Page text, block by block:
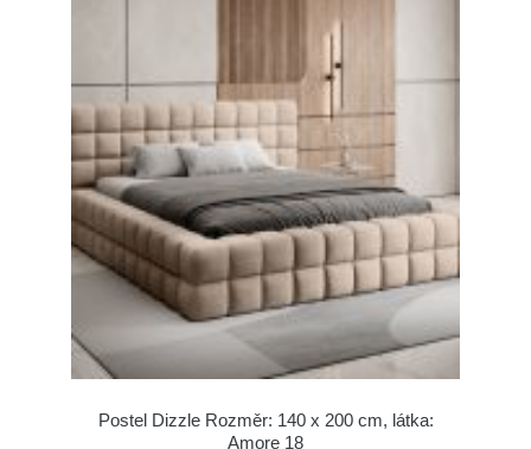
Postel Dizzle Rozměr: 140 x 200 cm, látka:
Amore 18